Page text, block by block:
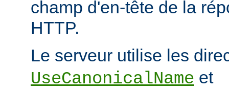
champ d'en-tête de la
HTTP.
Le serveur utilise les
UseCanonicalName et